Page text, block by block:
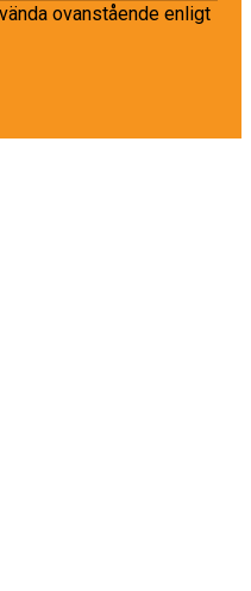
ovanstående enligt